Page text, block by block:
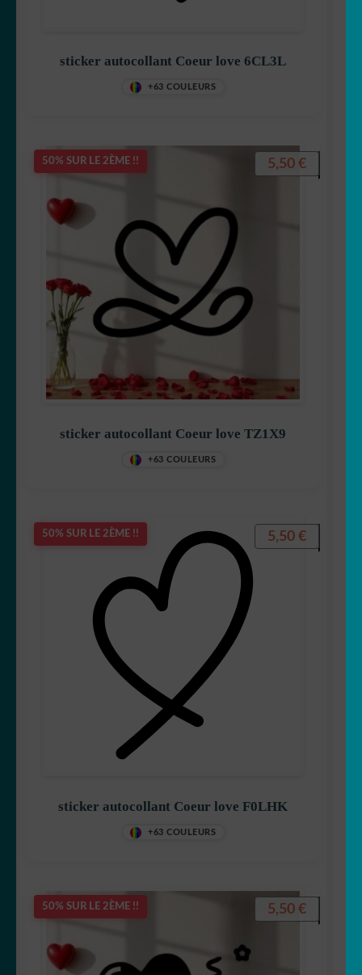
sticker autocollant Coeur love 6CL3L
+63 COULEURS
50% SUR LE 2ÈME !!
sticker autocollant Coeur love TZ1X9
+63 COULEURS
5,50 €
50% SUR LE 2ÈME !!
sticker autocollant Coeur love F0LHK
+63 COULEURS
5,50 €
50% SUR LE 2ÈME !! 5,50 €